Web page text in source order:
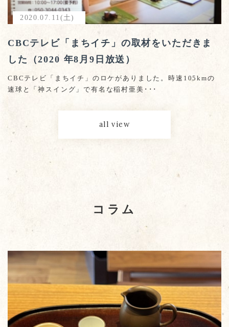
2020.07.11(土)
CBCテレビ「まちイチ」の取材をいただきま
した（2020 年8月9日放送）
CBCテレビ「まちイチ」のロケがありました。時速105kmの
速球と「神スイング」で有名な稲村亜美･･･
all view
コラム